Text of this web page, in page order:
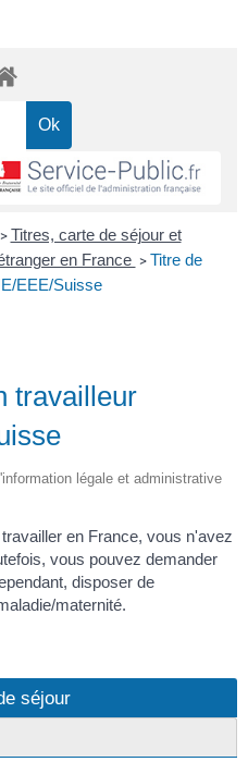
> Titres, carte de séjour et
en France > Titre de
EEE/Suisse
travailleur
légale et administrative
en France, vous n'avez
vous pouvez demander
disposer de
maternité.
séjour